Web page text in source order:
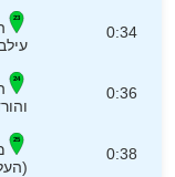
0:34
0:36
0:38